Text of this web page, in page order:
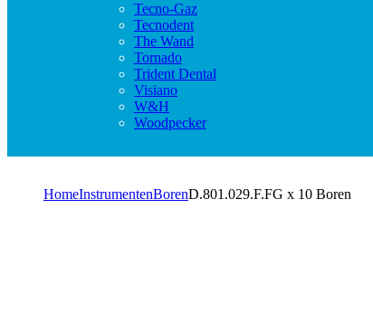
Tecno-Gaz
Tecnodent
The Wand
Tornado
Trident Dental
Visiano
W&H
Woodpecker
HomeInstrumentenBorenD.801.029.F.FG x 10 Boren